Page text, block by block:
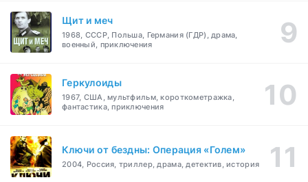
Щит и меч
1968, СССР, Польша, Германия (ГДР), драма,
военный, приключения
Геркулоиды
1967, США, мультфильм, короткометражка,
фантастика, приключения
Ключи от бездны: Операция «Голем»
2004, Россия, триллер, драма, детектив, история